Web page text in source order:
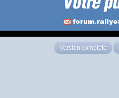
Version complète